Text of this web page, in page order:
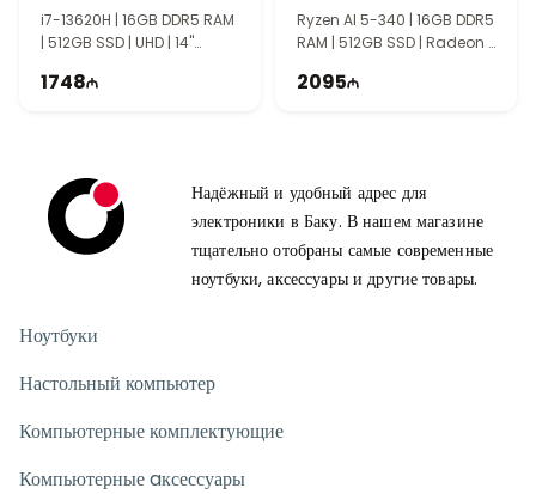
i7-13620H | 16GB DDR5 RAM
| 512GB SSD | UHD | 14"
1748
90NB14U1-M007L0
Ryzen AI 5-340 | 16GB DDR5
RAM | 512GB SSD | Radeon |
2095
Надёжный и удобный адрес для
электроники в Баку. В нашем магазине
тщательно отобраны самые современные
ноутбуки, аксессуары и другие товары.
Ноутбуки
Настольный компьютер
Компьютерные комплектующие
Компьютерные aксессуары